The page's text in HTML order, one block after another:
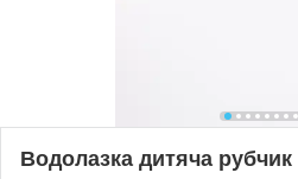
Водолазка дитяча рубчик